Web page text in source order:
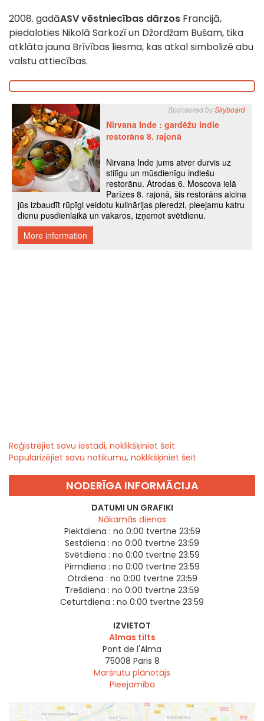
2008. gadāASV vēstniecības dārzos Francijā,
piedaloties Nikolā Sarkozī un Džordžam Bušam, tika
atklāta jauna Brīvības liesma, kas atkal simbolizē abu
valstu attiecības.
Reģistrējiet savu iestādi, noklikšķiniet šeit
Popularizējiet savu notikumu, noklikšķiniet šeit
NODERĪGA INFORMĀCIJA
DATUMI UN GRAFIKI
Nākamās dienas
Piektdiena : no 0:00 tvertne 23:59
Sestdiena : no 0:00 tvertne 23:59
Svētdiena : no 0:00 tvertne 23:59
Pirmdiena : no 0:00 tvertne 23:59
Otrdiena : no 0:00 tvertne 23:59
Trešdiena : no 0:00 tvertne 23:59
Ceturtdiena : no 0:00 tvertne 23:59
IZVIETOT
Almas tilts
Pont de l'Alma
75008 Paris 8
Maršrutu plānotājs
Pieejamība